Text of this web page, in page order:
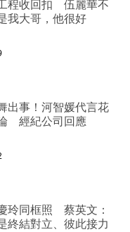
程收回扣 伍麗華不
我大哥，他很好
出事！河智媛代言花
經紀公司回應
玲同框照 蔡英文：
終結對立、彼此接力